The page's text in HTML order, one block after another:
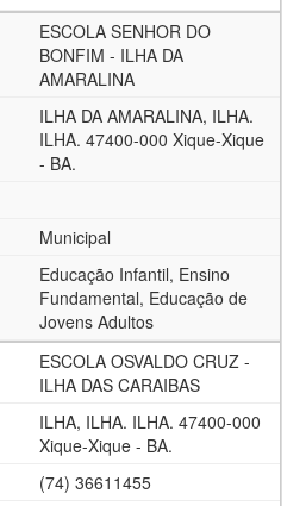
ESCOLA SENHOR DO
BONFIM - ILHA DA
AMARALINA
ILHA DA AMARALINA, ILHA.
ILHA. 47400-000 Xique-Xique
- BA.
Municipal
Educação Infantil, Ensino
Fundamental, Educação de
Jovens Adultos
ESCOLA OSVALDO CRUZ -
ILHA DAS CARAIBAS
ILHA, ILHA. ILHA. 47400-000
Xique-Xique - BA.
(74) 36611455